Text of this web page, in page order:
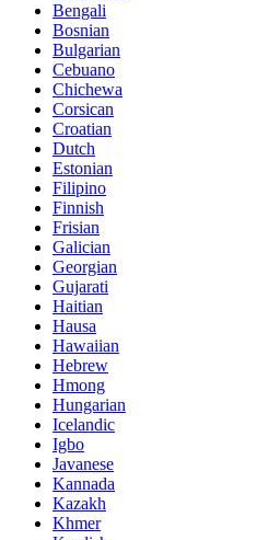
Bengali
Bosnian
Bulgarian
Cebuano
Chichewa
Corsican
Croatian
Dutch
Estonian
Filipino
Finnish
Frisian
Galician
Georgian
Gujarati
Haitian
Hausa
Hawaiian
Hebrew
Hmong
Hungarian
Icelandic
Igbo
Javanese
Kannada
Kazakh
Khmer